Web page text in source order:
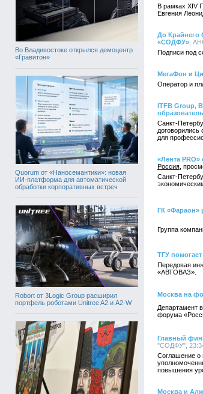
Во Владивостоке открылся демоцентр
«Гравитон»
Quorum от «Наносемантики»: новая
ИИ-платформа для автоматической
обработки корпоративных встреч
Robort от 3Logic Group расширил
портфель роботами Unitree A2 и A2-W
В рамках XIV
Евгения
До Крайнего
«СОДФУ» ,
Подписи под
МегаФон и
Оператор и
ITFB Group,
Санкт-
для
«Лента
Россия
Санкт-
ГК «Фараон»
Группа
ТГУ
Передовая
«АВТОВАЗ».
Москва на
Департамент
форума
Главный
"СОДФУ",
Соглашение о
повышения
Москва и